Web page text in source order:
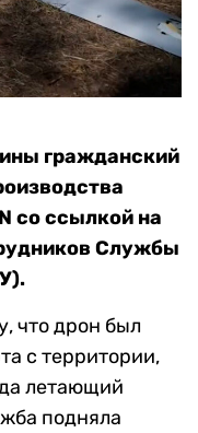
гражданский
со ссылкой на
Службы
что дрон был
с территории,
летающий
подняла